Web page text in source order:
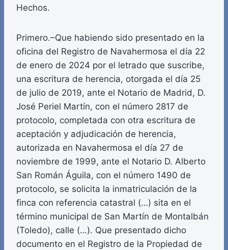
Hechos.
Primero.–Que habiendo sido presentado en la
oficina del Registro de Navahermosa el día 22
de enero de 2024 por el letrado que suscribe,
una escritura de herencia, otorgada el día 25
de julio de 2019, ante el Notario de Madrid, D.
José Periel Martín, con el número 2817 de
protocolo, completada con otra escritura de
aceptación y adjudicación de herencia,
autorizada en Navahermosa el día 27 de
noviembre de 1999, ante el Notario D. Alberto
San Román Águila, con el número 1490 de
protocolo, se solicita la inmatriculación de la
finca con referencia catastral (…) sita en el
término municipal de San Martín de Montalbán
(Toledo), calle (…). Que presentado dicho
documento en el Registro de la Propiedad de